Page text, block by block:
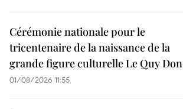
Cérémonie nationale pour le
tricentenaire de la naissance de la
grande figure culturelle Le Quy Don
01/08/2026 11:55